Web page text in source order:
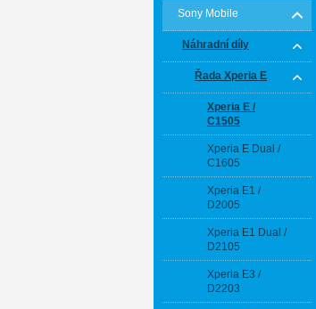
Sony Mobile
Náhradní díly
Řada Xperia E
Xperia E /
C1505
Xperia E Dual /
C1605
Xperia E1 /
D2005
Xperia E1 Dual /
D2105
Xperia E3 /
D2203